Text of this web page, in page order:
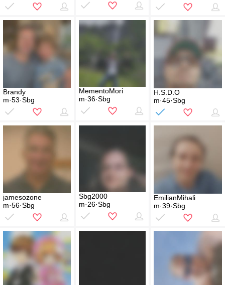
Brandy
m·53·Sbg
MementoMori
m·36·Sbg
H.S.D.O
m·45·Sbg
jamesozone
m·56·Sbg
Sbg2000
m·26·Sbg
EmilianMihali
m·39·Sbg